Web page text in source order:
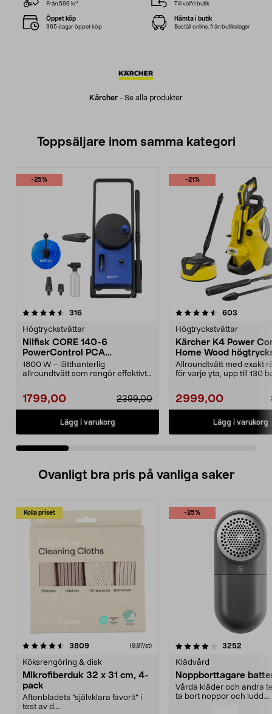
Kärcher - Se alla produkter
Från 599 kr* Till valfri butik
Öppet köp
365 dagar öppet köp
Hämta i butik
Beställ online, från butikslager
Toppsäljare inom samma kategori
-25%
316recensioner
Högtryckstvättar
Nilfisk CORE 140-6
PowerControl PCA
högtryckstvätt
1800 W – lätthanterlig
allroundtvätt som rengör effektivt
1799,00 2399,00
Lägg i varukorg
-21%
4.5 av 5 stjärnor 603
Högtryckstvättar
Kärcher K4 Power
Home Wood
Allroundtvätt med exakt
för varje yta, upp till 130
2999,00
Lägg i varukorg
4.5 av 5 stjärnor
Ovanligt bra pris på vanliga saker
Kolla priset
3809recensioner (9,97/st)
Köksrengöring & disk
Mikrofiberduk 32 x 31 cm, 4-
pack
Aftonbladets "självklara favorit” i
test av d...
-25%
4.0av 5 stjärnor 3252
Klädvård
Noppborttagare
Vårda kläder och andra
ta bort noppor och ludd.
4.5av 5 stjärnor